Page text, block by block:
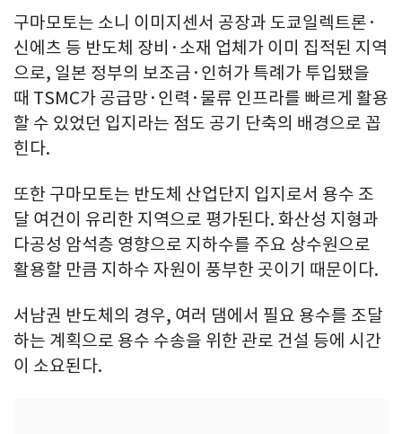
구마모토는 소니 이미지센서 공장과 도쿄일렉트론·
신에츠 등 반도체 장비·소재 업체가 이미 집적된 지역
으로, 일본 정부의 보조금·인허가 특례가 투입됐을
때 TSMC가 공급망·인력·물류 인프라를 빠르게 활용
할 수 있었던 입지라는 점도 공기 단축의 배경으로 꼽
힌다.
또한 구마모토는 반도체 산업단지 입지로서 용수 조
달 여건이 유리한 지역으로 평가된다. 화산성 지형과
다공성 암석층 영향으로 지하수를 주요 상수원으로
활용할 만큼 지하수 자원이 풍부한 곳이기 때문이다.
서남권 반도체의 경우, 여러 댐에서 필요 용수를 조달
하는 계획으로 용수 수송을 위한 관로 건설 등에 시간
이 소요된다.